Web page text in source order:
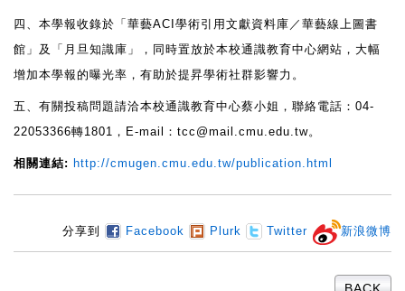
四、本學報收錄於「華藝ACI學術引用文獻資料庫／華藝線上圖書
館」及「月旦知識庫」，同時置放於本校通識教育中心網站，大幅
增加本學報的曝光率，有助於提昇學術社群影響力。
五、有關投稿問題請洽本校通識教育中心蔡小姐，聯絡電話：04-
22053366轉1801，E-mail：tcc@mail.cmu.edu.tw。
相關連結: http://cmugen.cmu.edu.tw/publication.html
分享到 Facebook Plurk Twitter 新浪微博